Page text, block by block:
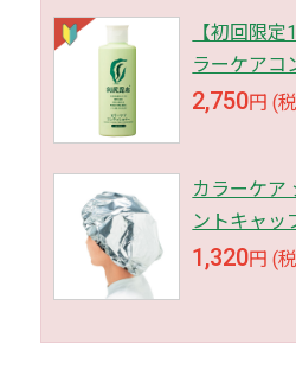
【初回限
ラーケアコ
2,750円 (
カラーケア
ントキャッ
1,320円 (